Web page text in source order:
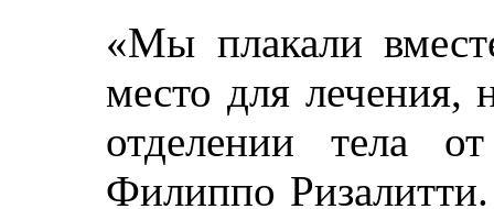
«Мы плакали
место для
отделении тела
Филиппо